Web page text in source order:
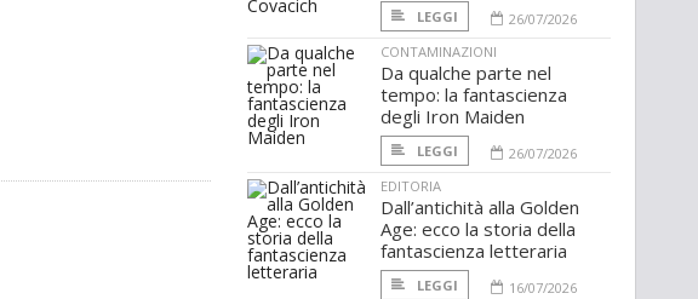
LEGGI
26/07/2026
CONTAMINAZIONI
Da qualche parte nel
tempo: la fantascienza
degli Iron Maiden
LEGGI
26/07/2026
EDITORIA
Dall’antichità alla Golden
Age: ecco la storia della
fantascienza letteraria
LEGGI
16/07/2026